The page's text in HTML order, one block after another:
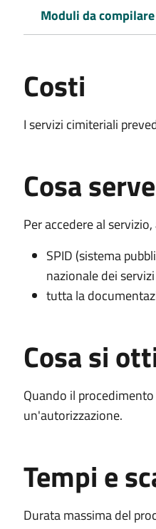
Moduli da
Costi
I servizi cimiteriali
Cosa serve
Per accedere al
SPID (sistema
nazionale dei servizi
tutta la
Cosa si
Quando il
un'autorizzazione.
Tempi e
Durata massima del